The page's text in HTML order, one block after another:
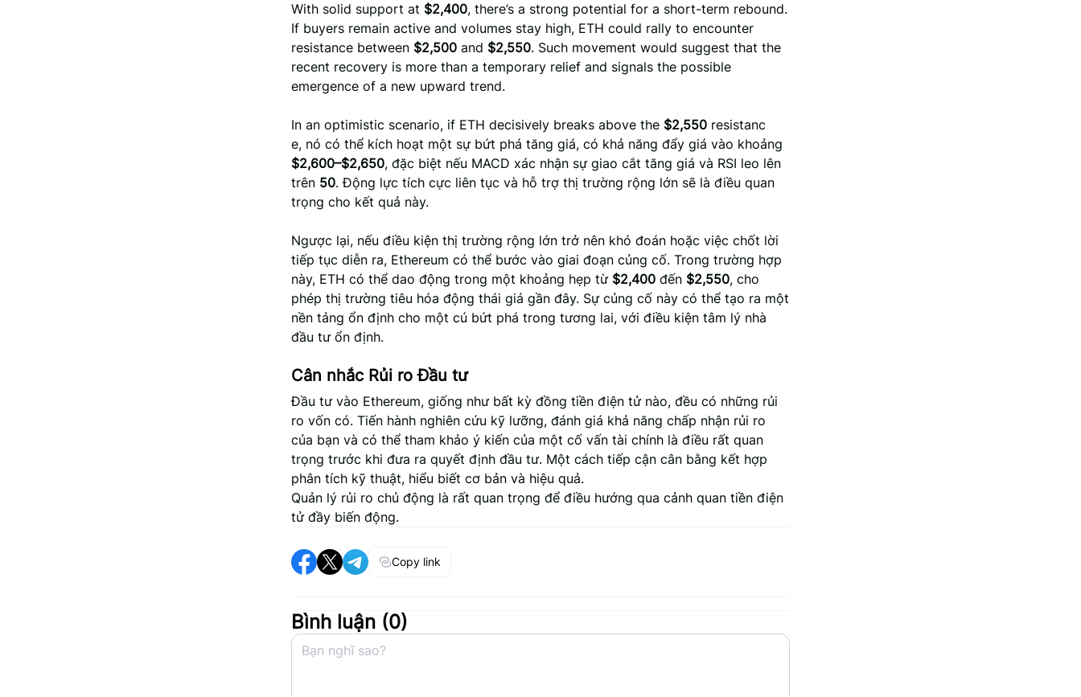
With solid support at $2,400, there’s a strong potential for a short-term rebound.
If buyers remain active and volumes stay high, ETH could rally to encounter
resistance between $2,500 and $2,550. Such movement would suggest that the
recent recovery is more than a temporary relief and signals the possible
emergence of a new upward trend.
In an optimistic scenario, if ETH decisively breaks above the $2,550 resistanc
e, nó có thể kích hoạt một sự bứt phá tăng giá, có khả năng đẩy giá vào khoảng
$2,600–$2,650, đặc biệt nếu MACD xác nhận sự giao cắt tăng giá và RSI leo lên
trên 50. Động lực tích cực liên tục và hỗ trợ thị trường rộng lớn sẽ là điều quan
trọng cho kết quả này.
Ngược lại, nếu điều kiện thị trường rộng lớn trở nên khó đoán hoặc việc chốt lời
tiếp tục diễn ra, Ethereum có thể bước vào giai đoạn củng cố. Trong trường hợp
này, ETH có thể dao động trong một khoảng hẹp từ $2,400 đến $2,550, cho
phép thị trường tiêu hóa động thái giá gần đây. Sự củng cố này có thể tạo ra một
nền tảng ổn định cho một cú bứt phá trong tương lai, với điều kiện tâm lý nhà
đầu tư ổn định.
Cân nhắc Rủi ro Đầu tư
Đầu tư vào Ethereum, giống như bất kỳ đồng tiền điện tử nào, đều có những rủi
ro vốn có. Tiến hành nghiên cứu kỹ lưỡng, đánh giá khả năng chấp nhận rủi ro
của bạn và có thể tham khảo ý kiến của một cố vấn tài chính là điều rất quan
trọng trước khi đưa ra quyết định đầu tư. Một cách tiếp cận cân bằng kết hợp
phân tích kỹ thuật, hiểu biết cơ bản và hiệu quả.
Quản lý rủi ro chủ động là rất quan trọng để điều hướng qua cảnh quan tiền điện
tử đầy biến động.
Copy link
Bình luận (0)